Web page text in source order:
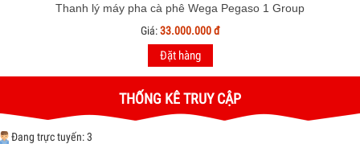
Thanh lý máy pha cà phê Wega Pegaso 1 Group
Giá:33.000.000 đ
Đặt hàng
THỐNG KÊ TRUY CẬP
Đang trực tuyến: 3